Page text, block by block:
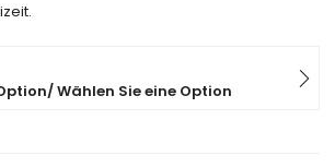
Wählen Sie eine Option